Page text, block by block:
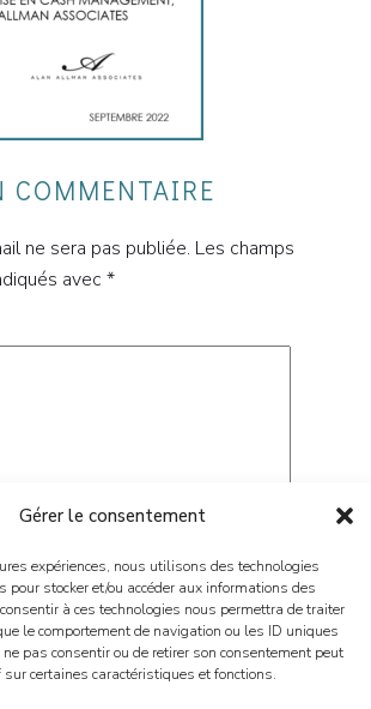
Gérer le consentement
expériences, nous utilisons des technologies
pour stocker et/ou accéder aux informations des
à ces technologies nous permettra de traiter
le comportement de navigation ou les ID uniques
pas consentir ou de retirer son consentement peut
certaines caractéristiques et fonctions.
COMMENTAIRE
ne sera pas publiée. Les champs
avec *